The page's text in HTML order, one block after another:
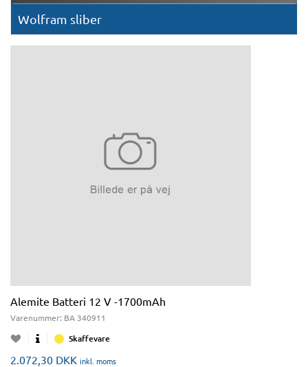
Wolfram sliber
Alemite Batteri 12 V -1700mAh
Varenummer: BA 340911
Skaffevare
2.072,30 DKK inkl. moms